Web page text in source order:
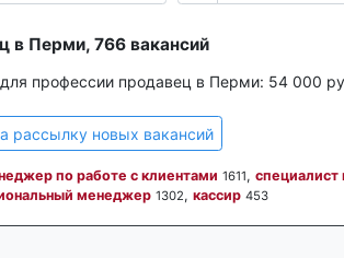
в Перми, 766 вакансий
профессии продавец в Перми: 54 000
рассылку новых вакансий
по работе с клиентами 1611,
менеджер 1302, кассир 453